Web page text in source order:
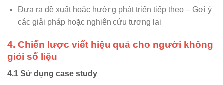
Đưa ra đề xuất hoặc hướng phát triển tiếp theo – Gợi ý
các giải pháp hoặc nghiên cứu tương lai
4. Chiến lược viết hiệu quả cho người không
giỏi số liệu
4.1 Sử dụng case study